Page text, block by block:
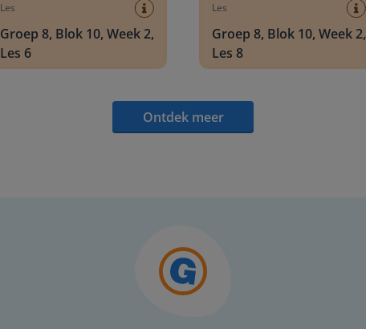
Les
Groep 8, Blok 10, Week 2,
Les 6
Les
Groep 8, Blok 10, Week 2,
Les 8
Ontdek meer